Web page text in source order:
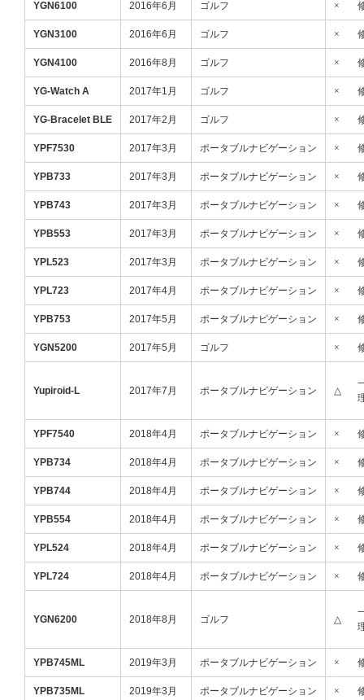
YGN6100 2016年6月 ゴルフ ×
YGN3100 2016年6月 ゴルフ ×
YGN4100 2016年8月 ゴルフ ×
YG-Watch A 2017年1月 ゴルフ ×
YG-Bracelet BLE 2017年2月 ゴルフ ×
YPF7530 2017年3月 ポータブルナビゲーション ×
YPB733 2017年3月 ポータブルナビゲーション ×
YPB743 2017年3月 ポータブルナビゲーション ×
YPB553 2017年3月 ポータブルナビゲーション ×
YPL523 2017年3月 ポータブルナビゲーション ×
YPL723 2017年4月 ポータブルナビゲーション ×
YPB753 2017年5月 ポータブルナビゲーション ×
YGN5200 2017年5月 ゴルフ ×
Yupiroid-L 2017年7月 ポータブルナビゲーション △
YPF7540 2018年4月 ポータブルナビゲーション ×
YPB734 2018年4月 ポータブルナビゲーション ×
YPB744 2018年4月 ポータブルナビゲーション ×
YPB554 2018年4月 ポータブルナビゲーション ×
YPL524 2018年4月 ポータブルナビゲーション ×
YPL724 2018年4月 ポータブルナビゲーション ×
YGN6200 2018年8月 ゴルフ △
YPB745ML 2019年3月 ポータブルナビゲーション ×
YPB735ML 2019年3月 ポータブルナビゲーション ×